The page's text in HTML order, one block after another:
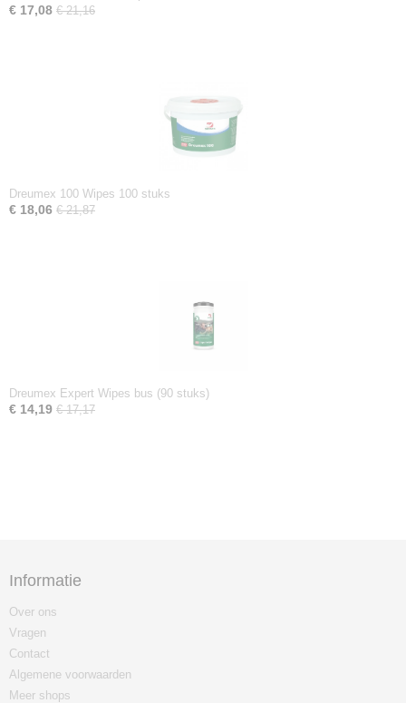
€ 17,08 € 21,16
Dreumex 100 Wipes 100 stuks
€ 18,06 € 21,87
Dreumex Expert Wipes bus (90 stuks)
€ 14,19 € 17,17
Informatie
Over ons
Vragen
Contact
Algemene voorwaarden
Meer shops